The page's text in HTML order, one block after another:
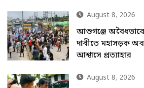
August 8, 2026
আশুগঞ্জে অবৈধভাবে
দাবীতে মহাসড়ক
আশ্বাসে প্রত্যাহার
August 8, 2026